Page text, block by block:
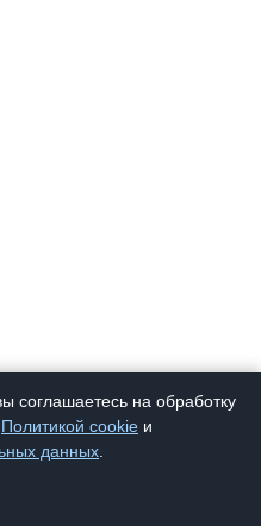
соглашаетесь на обработку
Политикой cookie и
данных